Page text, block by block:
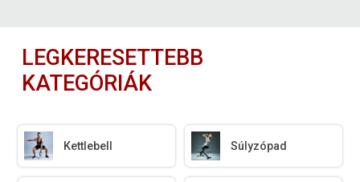
LEGKERESETTEBB
KATEGÓRIÁK
Kettlebell Súlyzópad